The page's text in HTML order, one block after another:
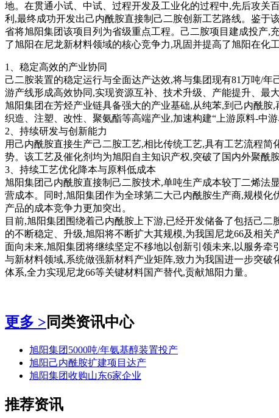
地。在贯通小试、中试、过程开发及工业化的过程中,先后攻关
利,最终成功开发出己内酰胺直接制己二胺创新工艺路线。鉴于
省将旭阳集团该项目列为省级重点工程。己二胺项目建成投产,
了旭阳在尼龙新材料领域的核心竞争力,巩固并提高了旭阳在化
1、稳定高效的产业协同
己二胺装置的稳定运行与全面达产达效,将与集团现有81万吨/
游产线形成高效协同,实现资源互补、技术升级、产能提升、最
旭阳集团在芳烃产业链具备强大的产业基础,从纯苯,到己内酰胺
织造、注塑、改性、聚氨酯等高端产业,加速构建“上游原料-中
2、持续研发与创新能力
用己内酰胺直接生产己二胺工艺,相比传统工艺,具有工艺流程
势。该工艺及催化剂均为旭阳自主知识产权,突破了国内外聚酰
3、持续工艺优化降本与原料低成本
旭阳集团己内酰胺直接制己二胺技术,单吨生产成本较丁二烯法
营成本。同时,旭阳集团作为全球第二大己内酰胺生产商,规模
产品的成本竞争力更加突出。
目前,旭阳集团围绕着己内酰胺上下游,已经开发储备了包括己
的不断稳定、升级,旭阳将不断扩大其规模,为我国尼龙66及相关
面向未来,旭阳集团将继续坚定不移地以创新引领未来,以服务
与新材料领域,系统做强新材料产业矩阵,致力为我国进一步突
体系,全力实现尼龙66等关键材料国产替代,贡献旭阳力量。
更多 >同类资讯中心
旭阳集团5000吨/年氨基醇装置投产
旭阳己内酰胺扩建项目达产
旭阳集团收购山东6家企业
推荐资讯